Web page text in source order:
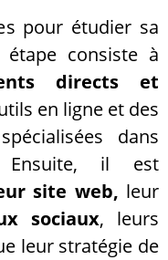
pour étudier sa
étape consiste à
directs et
en ligne et des
dans
Ensuite, il est
site web, leur
sociaux, leurs
leur stratégie de